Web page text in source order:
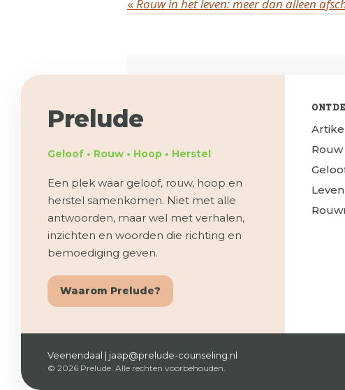
« Rouw in het leven: meer dan alleen
Prelude
Geloof • Rouw • Hoop • Herstel
Een plek waar geloof, rouw, hoop en
herstel samenkomen. Niet met alle
antwoorden, maar wel met verhalen,
inzichten en woorden die richting en
bemoediging geven.
Waarom Prelude?
Rouw
Veenendaal | jaap@prelude-counseling.nl
© 2026 Prelude. Alle rechten voorbehouden.